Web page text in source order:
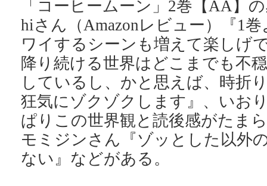
「コーヒームーン」2巻【AA】
hiさん（Amazonレビュー）『1
ワイするシーンも増えて楽しげ
降り続ける世界はどこまでも不
しているし、かと思えば、時折
狂気にゾクゾクします』、いお
ぱりこの世界観と読後感がたま
モミジンさん『ゾッとした以外
ない』などがある。